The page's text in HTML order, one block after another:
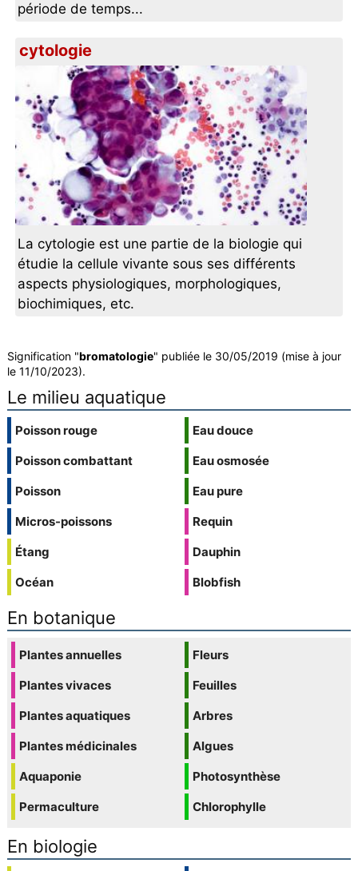
période de temps...
cytologie
La cytologie est une partie de la biologie qui
étudie la cellule vivante sous ses différents
aspects physiologiques, morphologiques,
biochimiques, etc.
Signification "bromatologie" publiée le 30/05/2019 (mise à jour
le 11/10/2023).
Le milieu aquatique
Poisson rouge
Poisson combattant
Poisson
Micros-poissons
Étang
Océan
Eau douce
Eau osmosée
Eau pure
Requin
Dauphin
Blobfish
En botanique
Plantes annuelles
Plantes vivaces
Plantes aquatiques
Plantes médicinales
Aquaponie
Permaculture
Fleurs
Feuilles
Arbres
Algues
Photosynthèse
Chlorophylle
En biologie